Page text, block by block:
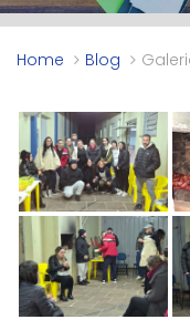
Home Blog